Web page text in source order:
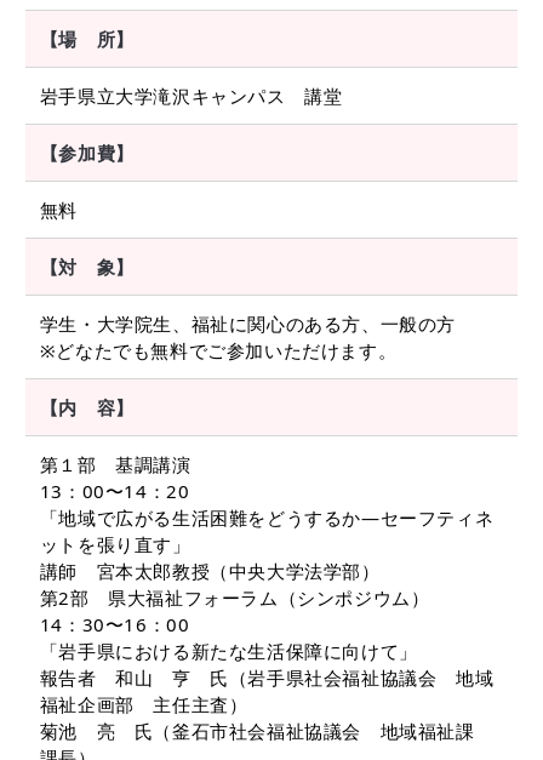
【場 所】
岩手県立大学滝沢キャンパス 講堂
【参加費】
無料
【対 象】
学生・大学院生、福祉に関心のある方、一般の方
※どなたでも無料でご参加いただけます。
【内 容】
第１部 基調講演
13：00〜14：20
「地域で広がる生活困難をどうするか―セーフティネ
ットを張り直す」
講師 宮本太郎教授（中央大学法学部）
第2部 県大福祉フォーラム（シンポジウム）
14：30〜16：00
「岩手県における新たな生活保障に向けて」
報告者 和山 亨 氏（岩手県社会福祉協議会 地域
福祉企画部 主任主査）
菊池 亮 氏（釜石市社会福祉協議会 地域福祉課